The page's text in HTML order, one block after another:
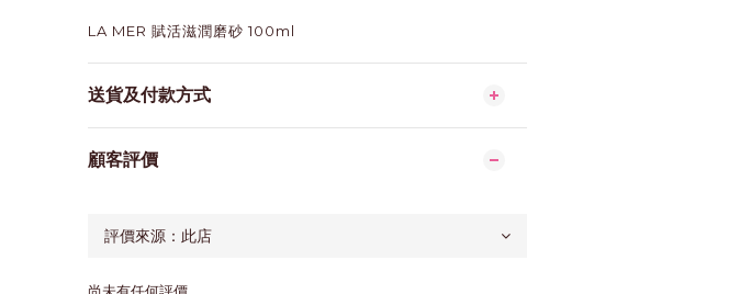
LA MER 賦活滋潤磨砂 100ml
送貨及付款方式
顧客評價